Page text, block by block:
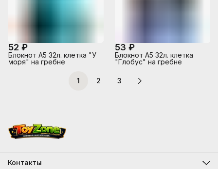
52 ₽
Блокнот А5 32л. клетка "У
моря" на гребне
53 ₽
Блокнот А5 32л. клетка
"Глобус" на гребне
1 2 3
Контакты